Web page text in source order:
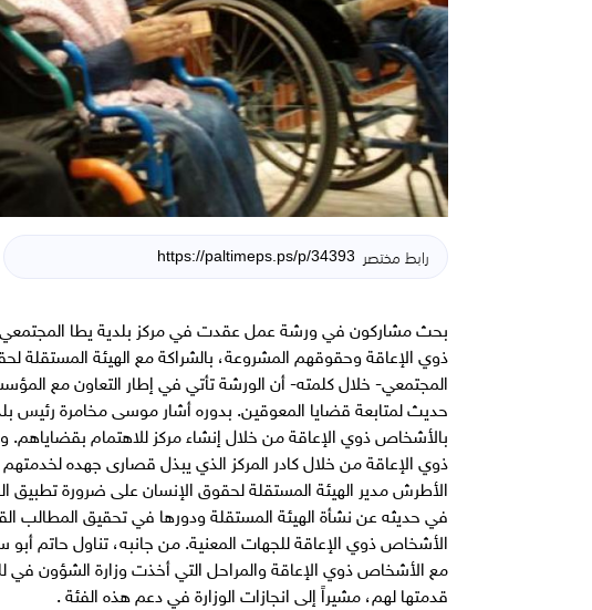
رابط مختصر
بحث مشاركون في ورشة عمل عقدت في مركز بلدية يطا المجتمعي
ذوي الإعاقة وحقوقهم المشروعة، بالشراكة مع الهيئة المستقلة
المجتمعي- خلال كلمته- أن الورشة تأتي في إطار التعاون مع
حديث لمتابعة قضايا المعوقين. بدوره أشار موسى مخامرة رئيس
بالأشخاص ذوي الإعاقة من خلال إنشاء مركز للاهتمام
ذوي الإعاقة من خلال كادر المركز الذي يبذل قصارى جهده
الأطرش مدير الهيئة المستقلة لحقوق الإنسان على ضرورة تطبيق
في حديثه عن نشأة الهيئة المستقلة ودورها في تحقيق المطالب
الأشخاص ذوي الإعاقة للجهات المعنية. من جانبه، تناول حاتم
مع الأشخاص ذوي الإعاقة والمراحل التي أخذت وزارة الشؤون في
قدمتها لهم، مشيراً إلى انجازات الوزارة في دعم هذه الفئة .